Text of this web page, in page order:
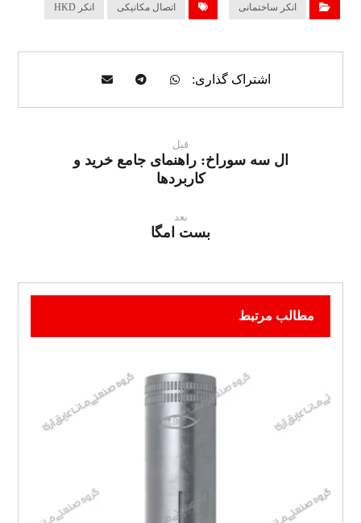
انکر ساختمانی اتصال مکانیکی انکر HKD
قبل
ال سه سوراخ: راهنمای جامع خرید و
کاربردها
بعد
بست امگا
مطالب مرتبط